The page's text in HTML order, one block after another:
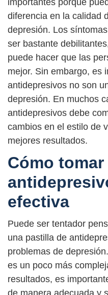
importantes porque
diferencia en la calidad
depresión. Los
ser bastante
puede hacer que las
mejor. Sin embargo, es
antidepresivos no son
depresión. En muchos
antidepresivos debe
cambios en el estilo de
mejores resultados.
Cómo tomar
efectiva
Puede ser tentador
una pastilla de
problemas de
es un poco más
resultados, es